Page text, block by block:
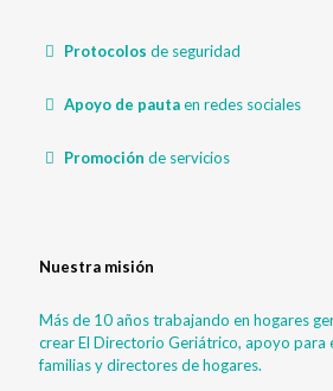
Protocolos de seguridad
Apoyo de pautaen redes sociales
Promoción de servicios
Nuestra misión
Más de 10 años trabajando en hogares
crear El Directorio Geriátrico, apoyo para
familias y directores de hogares.